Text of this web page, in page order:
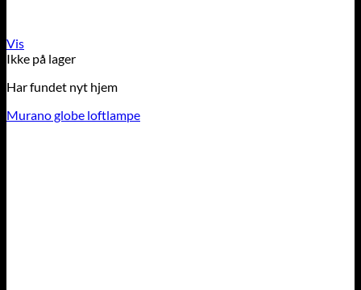
Vis
Ikke på lager
Har fundet nyt hjem
Murano globe loftlampe